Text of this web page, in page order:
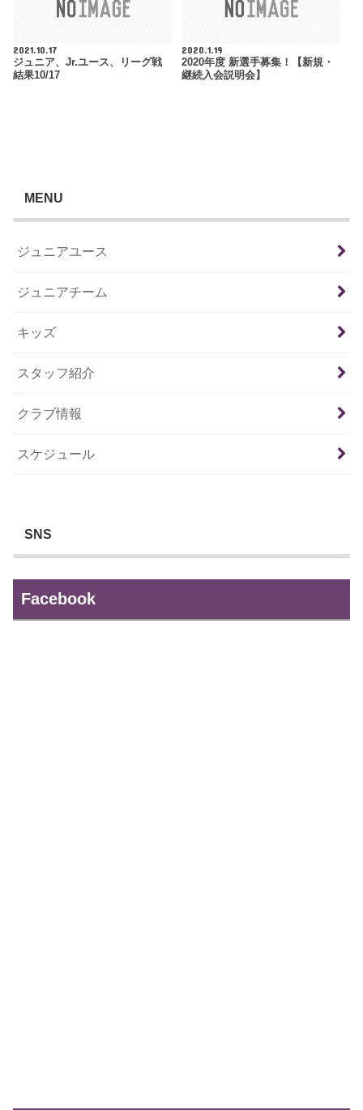
2021.10.17
ジュニア、Jr.ユース、リーグ戦
結果10/17
2020.1.19
2020年度 新選手募集！【新規・
継続入会説明会】
MENU
ジュニアユース
ジュニアチーム
キッズ
スタッフ紹介
クラブ情報
スケジュール
SNS
Facebook